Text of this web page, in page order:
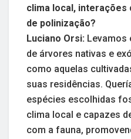
clima local, interações
de polinização?
Luciano Orsi: Levamos
de árvores nativas e
como aquelas
suas residências.
espécies escolhidas
clima local e capazes
com a fauna,